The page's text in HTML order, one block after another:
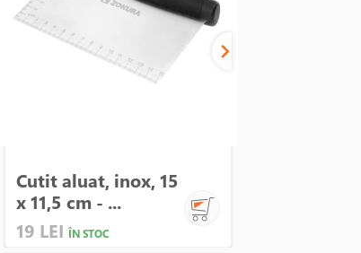
Cutit aluat, inox, 15
x 11,5 cm - ...
19 LEI ÎN STOC